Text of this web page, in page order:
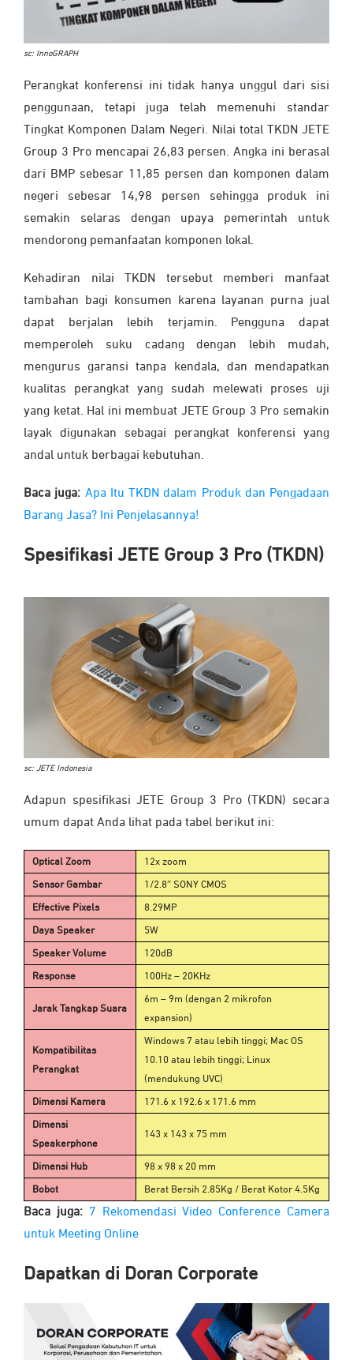
sc: InnoGRAPH
Perangkat konferensi ini tidak hanya unggul dari sisi
penggunaan, tetapi juga telah memenuhi standar
Tingkat Komponen Dalam Negeri. Nilai total TKDN JETE
Group 3 Pro mencapai 26,83 persen. Angka ini berasal
dari BMP sebesar 11,85 persen dan komponen dalam
negeri sebesar 14,98 persen sehingga produk ini
semakin selaras dengan upaya pemerintah untuk
mendorong pemanfaatan komponen lokal.
Kehadiran nilai TKDN tersebut memberi manfaat
tambahan bagi konsumen karena layanan purna jual
dapat berjalan lebih terjamin. Pengguna dapat
memperoleh suku cadang dengan lebih mudah,
mengurus garansi tanpa kendala, dan mendapatkan
kualitas perangkat yang sudah melewati proses uji
yang ketat. Hal ini membuat JETE Group 3 Pro semakin
layak digunakan sebagai perangkat konferensi yang
andal untuk berbagai kebutuhan.
Baca juga: Apa Itu TKDN dalam Produk dan Pengadaan
Barang Jasa? Ini Penjelasannya!
Spesifikasi JETE Group 3 Pro (TKDN)
sc: JETE Indonesia
Adapun spesifikasi JETE Group 3 Pro (TKDN) secara
umum dapat Anda lihat pada tabel berikut ini:
Optical Zoom 12x zoom
Sensor Gambar 1/2.8″ SONY CMOS
Effective Pixels 8.29MP
Daya Speaker 5W
Speaker Volume 120dB
Response 100Hz – 20KHz
Jarak Tangkap Suara
6m – 9m (dengan 2 mikrofon
expansion)
Kompatibilitas
Perangkat
Windows 7 atau lebih tinggi; Mac OS
10.10 atau lebih tinggi; Linux
(mendukung UVC)
Dimensi Kamera 171.6 x 192.6 x 171.6 mm
Dimensi
Speakerphone
143 x 143 x 75 mm
Dimensi Hub 98 x 98 x 20 mm
Bobot Berat Bersih 2.85Kg / Berat Kotor 4.5Kg
Baca juga: 7 Rekomendasi Video Conference Camera
untuk Meeting Online
Dapatkan di Doran Corporate